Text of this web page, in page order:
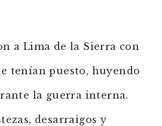
a Lima de la Sierra con
tenían puesto, huyendo
la guerra interna.
desarraigos y